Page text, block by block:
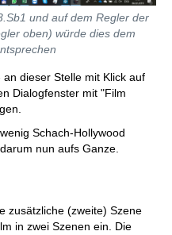
und auf dem Regler der
oben) würde dies dem
dieser Stelle mit Klick auf
Dialogfenster mit "Film
Schach-Hollywood
nun aufs Ganze.
zusätzliche (zweite) Szene
in zwei Szenen ein. Die